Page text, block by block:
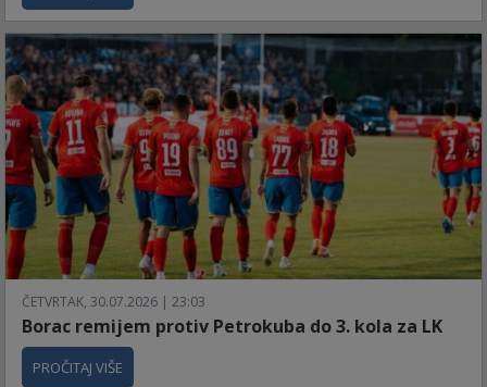
ČETVRTAK, 30.07.2026 | 23:03
Borac remijem protiv Petrokuba do 3. kola za LK
PROČITAJ VIŠE